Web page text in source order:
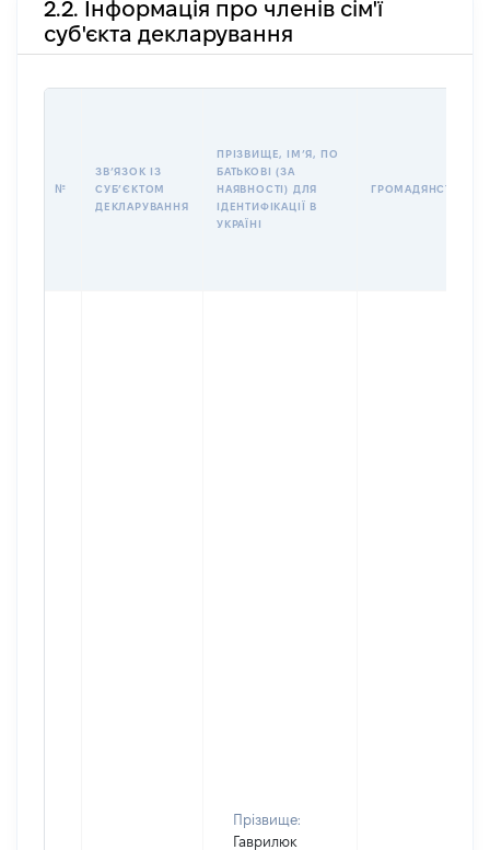
2.2. Інформація про членів сім'ї
суб'єкта декларування
№
ЗВʼЯЗОК ІЗ
СУБʼЄКТОМ
ДЕКЛАРУВАННЯ
ПРІЗВИЩЕ, ІМʼЯ, ПО
БАТЬКОВІ (ЗА
НАЯВНОСТІ) ДЛЯ
ІДЕНТИФІКАЦІЇ В
УКРАЇНІ
ГРОМАДЯНСТВО
Прізвище:
Гаврилюк